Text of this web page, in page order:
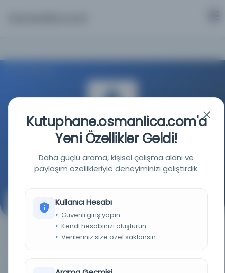
İstanbul Büyükşehir Belediyesi Kütüphaneleri
Kaynağa git
Şerh kelimat kudsiye
Ali b. Ebi Talib (ö. 40 H.)
Kutuphane.osmanlica.com'a
Yeni Özellikler Geldi!
Daha güçlü arama, kişisel çalışma alanı ve
paylaşım özellikleriyle deneyiminizi geliştirdik.
Kullanıcı Hesabı
Güvenli giriş yapın.
Kendi hesabınızı oluşturun.
Verileriniz size özel saklansın.